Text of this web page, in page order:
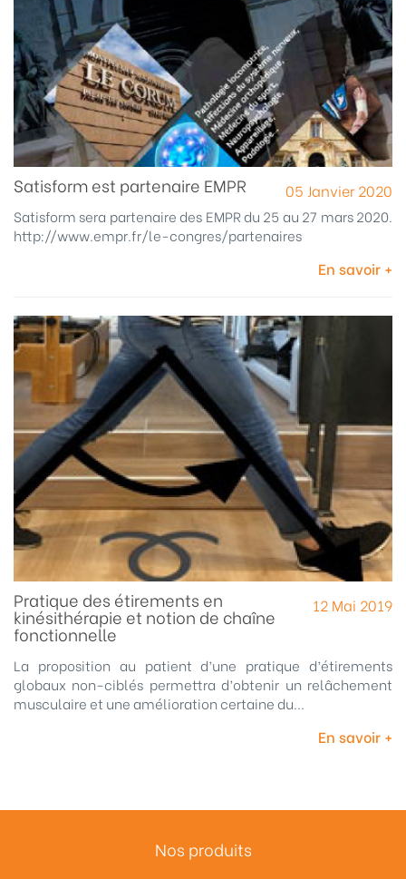
05 Janvier 2020
Satisform est partenaire EMPR
Satisform sera partenaire des EMPR du 25 au 27 mars 2020.
http://www.empr.fr/le-congres/partenaires
En savoir +
12 Mai 2019
Pratique des étirements en
kinésithérapie et notion de chaîne
fonctionnelle
La proposition au patient d’une pratique d’étirements
globaux non-ciblés permettra d’obtenir un relâchement
musculaire et une amélioration certaine du...
En savoir +
Nos produits